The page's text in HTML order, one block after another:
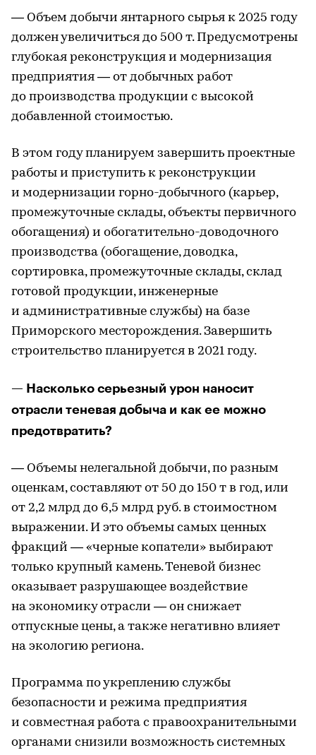
— Объем добычи янтарного сырья к 2025 году
должен увеличиться до 500 т. Предусмотрены
глубокая реконструкция и модернизация
предприятия — от добычных работ
до производства продукции с высокой
добавленной стоимостью.
В этом году планируем завершить проектные
работы и приступить к реконструкции
и модернизации горно-добычного (карьер,
промежуточные склады, объекты первичного
обогащения) и обогатительно-доводочного
производства (обогащение, доводка,
сортировка, промежуточные склады, склад
готовой продукции, инженерные
и административные службы) на базе
Приморского месторождения. Завершить
строительство планируется в 2021 году.
— Насколько серьезный урон наносит
отрасли теневая добыча и как ее можно
предотвратить?
— Объемы нелегальной добычи, по разным
оценкам, составляют от 50 до 150 т в год, или
от 2,2 млрд до 6,5 млрд руб. в стоимостном
выражении. И это объемы самых ценных
фракций — «черные копатели» выбирают
только крупный камень. Теневой бизнес
оказывает разрушающее воздействие
на экономику отрасли — он снижает
отпускные цены, а также негативно влияет
на экологию региона.
Программа по укреплению службы
безопасности и режима предприятия
и совместная работа с правоохранительными
органами снизили возможность системных